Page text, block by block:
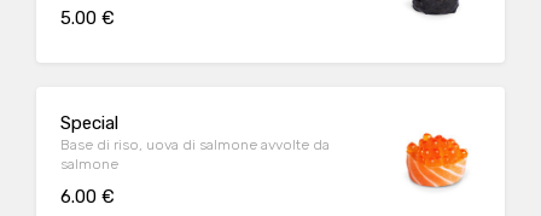
5.00 €
Special
Base di riso, uova di salmone avvolte da
salmone
6.00 €